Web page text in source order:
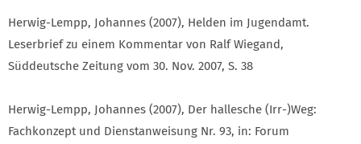
Herwig-Lempp, Johannes (2007), Helden im Jugendamt.
Leserbrief zu einem Kommentar von Ralf Wiegand,
Süddeutsche Zeitung vom 30. Nov. 2007, S. 38
Herwig-Lempp, Johannes (2007), Der hallesche (Irr-)Weg:
Fachkonzept und Dienstanweisung Nr. 93, in: Forum